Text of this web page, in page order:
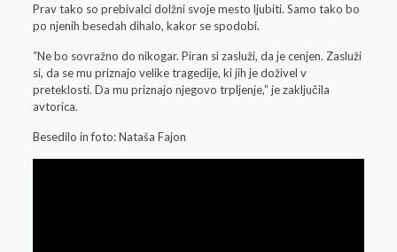
Prav tako so prebivalci dolžni svoje mesto ljubiti. Samo tako bo
po njenih besedah dihalo, kakor se spodobi.
“Ne bo sovražno do nikogar. Piran si zasluži, da je cenjen. Zasluži
si, da se mu priznajo velike tragedije, ki jih je doživel v
preteklosti. Da mu priznajo njegovo trpljenje,” je zaključila
avtorica.
Besedilo in foto: Nataša Fajon